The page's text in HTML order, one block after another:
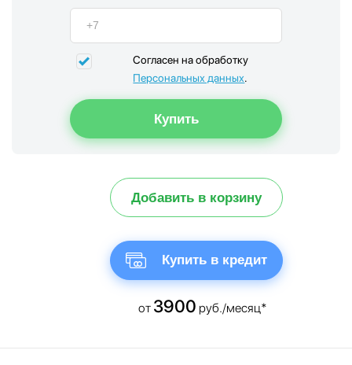
Согласен на обработку
Персональных данных.
Добавить в корзину
Купить в кредит
от 3900 руб./месяц*